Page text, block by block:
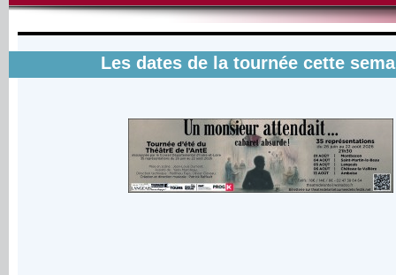
Tournées
Les dates de la tournée cette